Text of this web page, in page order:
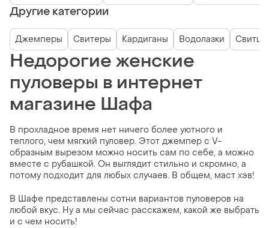
Другие категории
Джемперы Свитеры Кардиганы Водолазки
Недорогие женские
пуловеры в интернет
магазине Шафа
В прохладное время нет ничего более уютного и
теплого, чем мягкий пуловер. Этот джемпер с V-
образным вырезом можно носить сам по себе, а можно
вместе с рубашкой. Он выглядит стильно и скромно, а
потому подходит для любых случаев. В общем, маст хэв!
В Шафе представлены сотни вариантов пуловеров на
любой вкус. Ну а мы сейчас расскажем, какой же выбрать
и с чем носить!